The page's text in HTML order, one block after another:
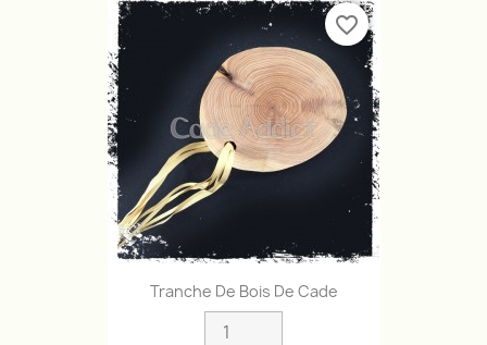
Tranche De Bois De Cade
favorite_border